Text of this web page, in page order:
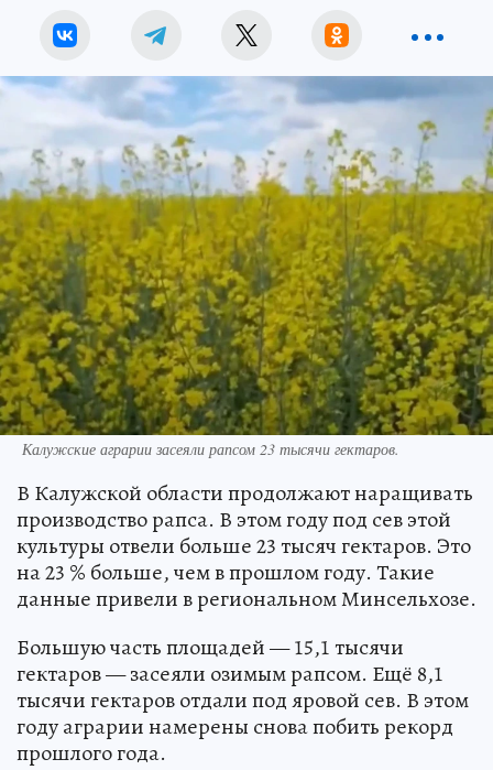
Калужские аграрии засеяли рапсом 23 тысячи гектаров.
В Калужской области продолжают наращивать
производство рапса. В этом году под сев этой
культуры отвели больше 23 тысяч гектаров. Это
на 23 % больше, чем в прошлом году. Такие
данные привели в региональном Минсельхозе.
Большую часть площадей — 15,1 тысячи
гектаров — засеяли озимым рапсом. Ещё 8,1
тысячи гектаров отдали под яровой сев. В этом
году аграрии намерены снова побить рекорд
прошлого года.